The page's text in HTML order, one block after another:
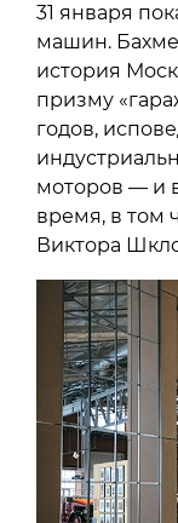
31 января
машин.
история
призму
годов,
моторов — и
время, в том
Виктора